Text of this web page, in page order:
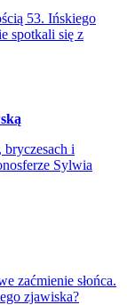
53. Ińskiego
spotkali się z
i
Sylwia
zaćmienie słońca.
zjawiska?